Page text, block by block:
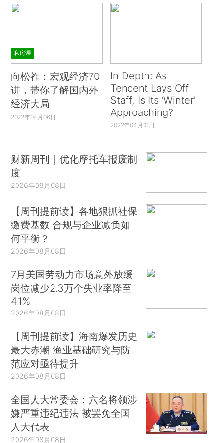
私房课
向松祚：宏观经济70
讲，带你了解国内外
经济大局
2022年04月06日
In Depth: As
Tencent Lays Off
Staff, Is Its ‘Winter’
Approaching?
2022年04月01日
财新周刊｜优化摩托车报废制
度
2026年08月08日
【周刊提前读】各地狠抓社保
缴费基数 合规与企业减负如
何平衡？
2026年08月08日
7月美国劳动力市场意外放缓
岗位减少2.3万个失业率降至
4.1%
2026年08月08日
【周刊提前读】海南爆发历史
最大赤潮 渔业基础研究与防
范应对亟待提升
2026年08月08日
全国人大常委会：六名将领涉
嫌严重违纪违法 被罢免全国
人大代表
2026年08月08日